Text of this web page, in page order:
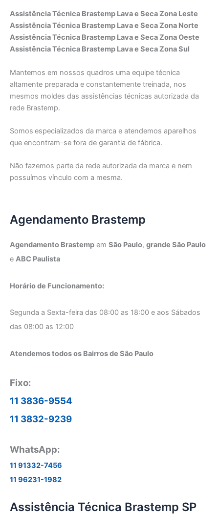
Assistência Técnica Brastemp Lava e Seca Zona Leste
Assistência Técnica Brastemp Lava e Seca Zona Norte
Assistência Técnica Brastemp Lava e Seca Zona Oeste
Assistência Técnica Brastemp Lava e Seca Zona Sul
Mantemos em nossos quadros uma equipe técnica
altamente preparada e constantemente treinada, nos
mesmos moldes das assistências técnicas autorizada da
rede Brastemp.
Somos especializados da marca e atendemos aparelhos
que encontram-se fora de garantia de fábrica.
Não fazemos parte da rede autorizada da marca e nem
possuímos vínculo com a mesma.
Agendamento Brastemp
Agendamento Brastemp em São Paulo, grande São Paulo
e ABC Paulista
Horário de Funcionamento:
Segunda a Sexta-feira das 08:00 as 18:00 e aos Sábados
das 08:00 as 12:00
Atendemos todos os Bairros de São Paulo
Fixo:
11 3836-9554
11 3832-9239
WhatsApp:
11 91332-7456
11 96231-1982
Assistência Técnica Brastemp SP